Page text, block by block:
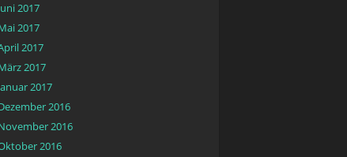
2017
2017
2017
2017
2017
2016
2016
2016